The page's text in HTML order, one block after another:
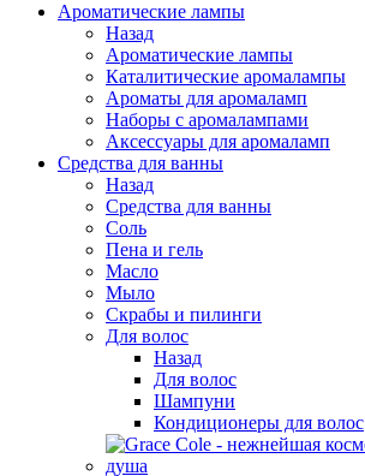
Ароматические лампы
Назад
Ароматические лампы
Каталитические аромалампы
Ароматы для аромаламп
Наборы с аромалампами
Аксессуары для аромаламп
Средства для ванны
Назад
Средства для ванны
Соль
Пена и гель
Масло
Мыло
Скрабы и пилинги
Для волос
Назад
Для волос
Шампуни
Кондиционеры для волос